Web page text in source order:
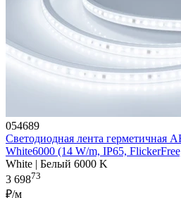
054689
Светодиодная лента герметичная
White6000 (14 W/m, IP65,
White | Белый 6000 K
3 69873
₽/м